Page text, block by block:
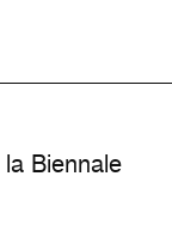
Biennale